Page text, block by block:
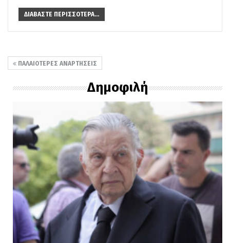
ΔΙΑΒΆΣΤΕ ΠΕΡΙΣΣΌΤΕΡΑ...
ΠΑΛΑΙΌΤΕΡΕΣ ΑΝΑΡΤΉΣΕΙΣ
Δημοφιλή